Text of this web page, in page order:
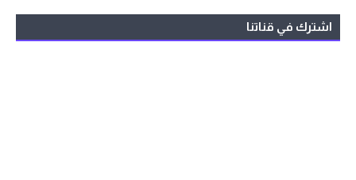
اشترك في قناتنا